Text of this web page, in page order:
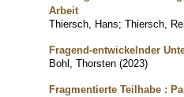
Arbeit
Thiersch, Hans; Thiersch,
Fragend-entwickelnder
Bohl, Thorsten (2023)
Fragmentierte Teilhabe :